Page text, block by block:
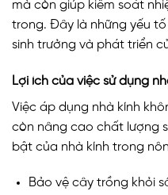
mà còn giúp kiểm soát
trong. Đây là những yếu
sinh trưởng và phát triển
Lợi ích của việc sử dụng
Việc áp dụng nhà kính
còn nâng cao chất lượng
bật của nhà kính trong
Bảo vệ cây trồng khỏi